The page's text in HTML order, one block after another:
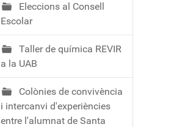
Eleccions al Consell
Escolar
Taller de química REVIR
a la UAB
Colònies de convivència
i intercanvi d'experiències
entre l'alumnat de Santa